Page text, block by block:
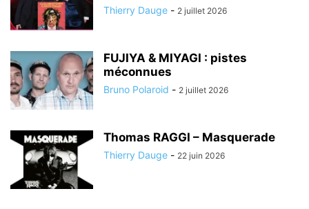
Thierry Dauge - 2 juillet 2026
FUJIYA & MIYAGI : pistes
méconnues
Bruno Polaroid - 2 juillet 2026
Thomas RAGGI – Masquerade
Thierry Dauge - 22 juin 2026